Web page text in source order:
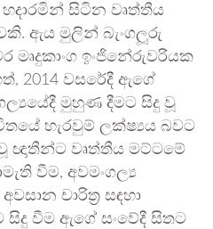
හදාරමින් සිටින වෘත්තීය
ඇය මුලින් බැංගලූරු
මෘදුකාංග ඉංජිනේරුවරියක
2014 වසරේදී ඇගේ
මුහුණ දීමට සිදු වූ
හැරවුම් ලක්ෂ්‍යය බවට
ඥාතීන්ට වෘත්තීය මට්ටමේ
වීම, අවමංගල්‍ය
චාරිත්‍ර සඳහා
වීම ඇගේ සංවේදී සිතට